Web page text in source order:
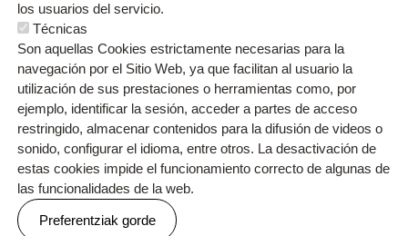
Orri-oina
Testu-legalak
Cookien politika Pribatutasun politika
Webgune hau Ikastolen Elkarteak garatu du
los usuarios del servicio.
Técnicas
Son aquellas Cookies estrictamente necesarias para la
navegación por el Sitio Web, ya que facilitan al usuario la
utilización de sus prestaciones o herramientas como, por
ejemplo, identificar la sesión, acceder a partes de acceso
restringido, almacenar contenidos para la difusión de videos o
sonido, configurar el idioma, entre otros. La desactivación de
estas cookies impide el funcionamiento correcto de algunas de
las funcionalidades de la web.
Preferentziak gorde